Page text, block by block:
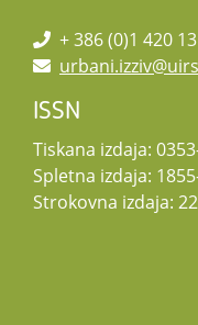
+ 386 (0)1 420
ISSN
Tiskana izdaja:
Spletna izdaja:
Strokovna izdaja: